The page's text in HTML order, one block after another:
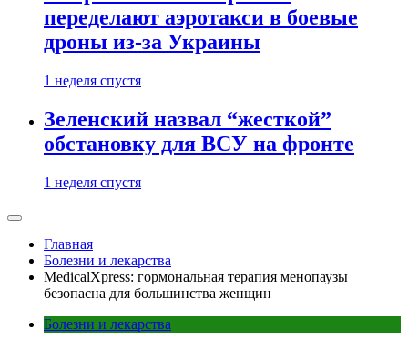
переделают аэротакси в боевые
дроны из-за Украины
1 неделя спустя
Зеленский назвал “жесткой”
обстановку для ВСУ на фронте
1 неделя спустя
Главная
Болезни и лекарства
MedicalXpress: гормональная терапия менопаузы
безопасна для большинства женщин
Болезни и лекарства